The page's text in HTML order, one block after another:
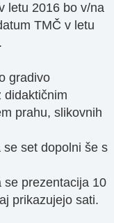
letu 2016 bo v/na
TMČ v letu
gradivo
didaktičnim
prahu, slikovnih
set dopolni še s
se prezentacija 10
prikazujejo sati.